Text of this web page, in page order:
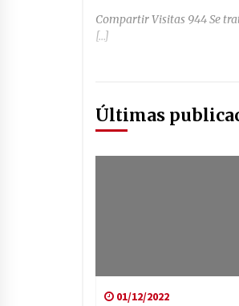
Compartir Visitas 944 Se
[…]
Últimas
01/12/2022